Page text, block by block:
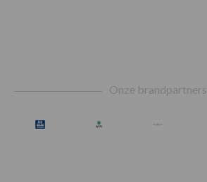
Onze brandpartners